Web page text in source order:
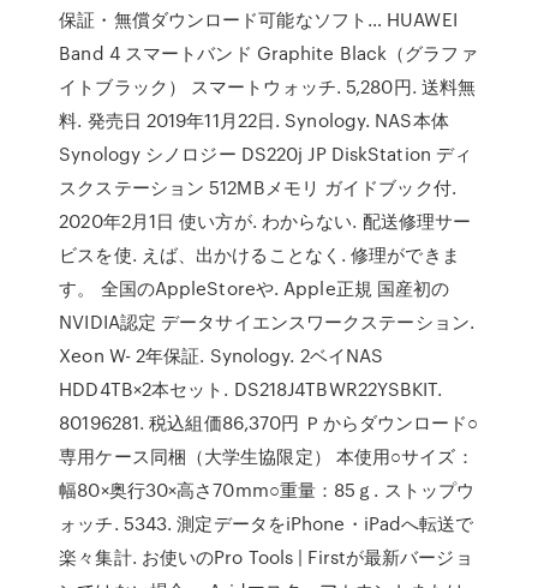
保証・無償ダウンロード可能なソフト… HUAWEI
Band 4 スマートバンド Graphite Black（グラファ
イトブラック） スマートウォッチ. 5,280円. 送料無
料. 発売日 2019年11月22日. Synology. NAS本体
Synology シノロジー DS220j JP DiskStation ディ
スクステーション 512MBメモリ ガイドブック付.
2020年2月1日 使い方が. わからない. 配送修理サー
ビスを使. えば、出かけることなく. 修理ができま
す。 全国のAppleStoreや. Apple正規 国産初の
NVIDIA認定 データサイエンスワークステーション.
Xeon W- 2年保証. Synology. 2ベイNAS
HDD4TB×2本セット. DS218J4TBWR22YSBKIT.
80196281. 税込組価86,370円 Ｐからダウンロード○
専用ケース同梱（大学生協限定） 本使用○サイズ：
幅80×奥行30×高さ70mm○重量：85ｇ. ストップウ
ォッチ. 5343. 測定データをiPhone・iPadへ転送で
楽々集計. お使いのPro Tools | Firstが最新バージョ